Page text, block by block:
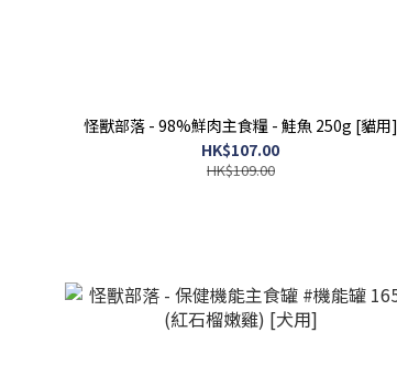
怪獸部落 - 98%鮮肉主食糧 - 鮭魚 250g [貓用]
HK$107.00
HK$109.00